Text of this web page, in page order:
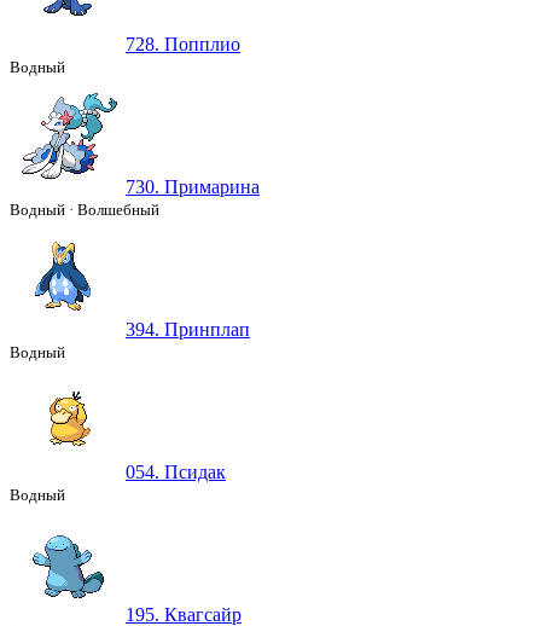
728. Попплио
Водный
730. Примарина
Водный · Волшебный
394. Принплап
Водный
054. Псидак
Водный
195. Квагсайр